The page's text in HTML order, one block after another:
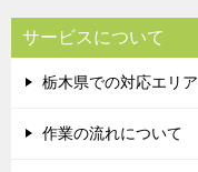
サービスについて
栃木県での対応エリア
作業の流れについて